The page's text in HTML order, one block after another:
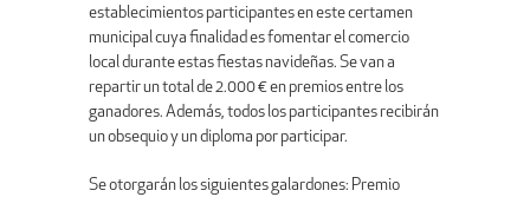
establecimientos participantes en este certamen
municipal cuya finalidad es fomentar el comercio
local durante estas fiestas navideñas. Se van a
repartir un total de 2.000 € en premios entre los
ganadores. Además, todos los participantes recibirán
un obsequio y un diploma por participar.
Se otorgarán los siguientes galardones: Premio